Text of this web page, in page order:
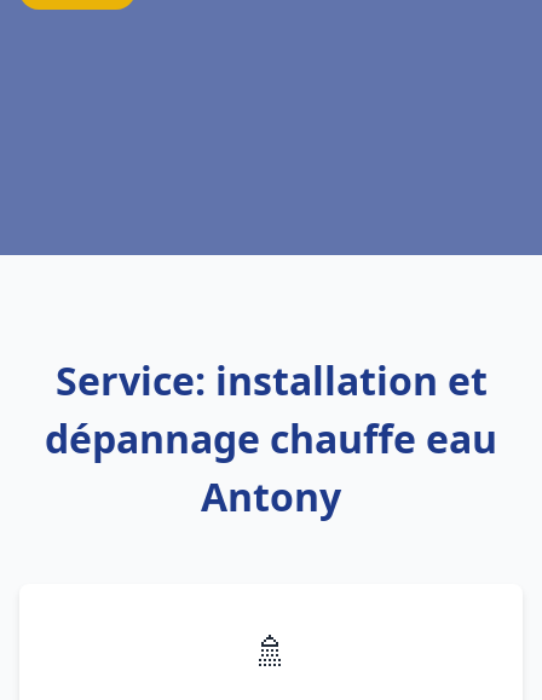
Service: installation et
dépannage chauffe eau
Antony
🚿